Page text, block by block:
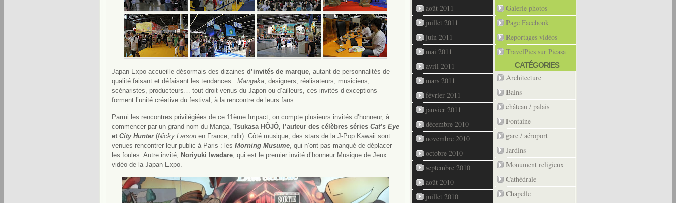
Japan Expo accueille désormais des dizaines d’invités de marque, autant de personnalités de
qualité faisant et défaisant les tendances : Mangaka, designers, réalisateurs, musiciens,
scénaristes, producteurs… tout droit venus du Japon ou d’ailleurs, ces invités d’exceptions
forment l’unité créative du festival, à la rencontre de leurs fans.
Parmi les rencontres privilégiées de ce 11ème Impact, on compte plusieurs invités d’honneur, à
commencer par un grand nom du Manga, Tsukasa HÔJÔ, l’auteur des célèbres séries Cat’s Eye
et City Hunter(Nicky Larson en France, ndlr). Côté musique, des stars de la J-Pop Kawaii sont
venues rencontrer leur public à Paris : les Morning Musume, qui n’ont pas manqué de déplacer
les foules. Autre invité, Noriyuki Iwadare, qui est le premier invité d’honneur Musique de Jeux
vidéo de la Japan Expo.
août 2011
juillet 2011
juin 2011
mai 2011
avril 2011
mars 2011
février 2011
janvier 2011
décembre 2010
novembre 2010
octobre 2010
septembre 2010
août 2010
juillet 2010
Galerie photos
Page Facebook
Reportages vidéos
TravelPics sur Picasa
CATÉGORIES
Architecture
Bains
château / palais
Fontaine
gare / aéroport
Jardins
Monument religieux
Cathédrale
Chapelle